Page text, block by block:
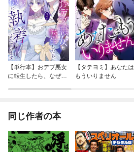
【単行本】おデブ悪女
に転生したら、なぜか
【タテヨミ】あなたは
もういりません
同じ作者の本